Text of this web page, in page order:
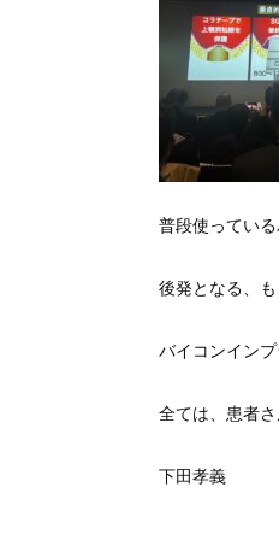
普段使ってい
後発となる、
バイコンイン
全ては、患者
下田孝義